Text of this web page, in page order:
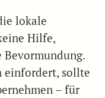
lokale
Hilfe,
einfordert, sollte
– für